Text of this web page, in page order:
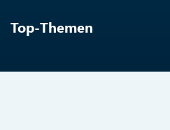
Top-Themen